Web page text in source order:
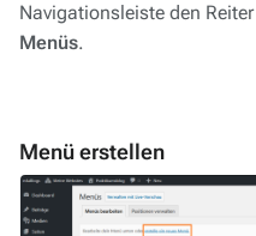
Navigationsleiste den Reiter
Menüs.
Menü erstellen